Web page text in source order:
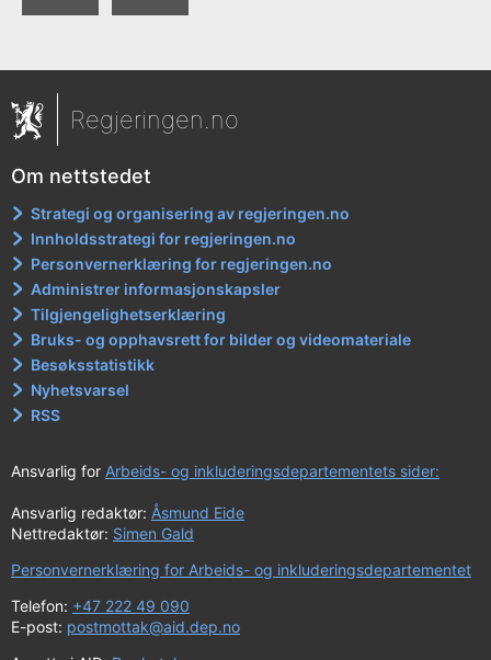
Regjeringen.no
Om nettstedet
Strategi og organisering av regjeringen.no
Innholdsstrategi for regjeringen.no
Personvernerklæring for regjeringen.no
Administrer informasjonskapsler
Tilgjengelighetserklæring
Bruks- og opphavsrett for bilder og videomateriale
Besøksstatistikk
Nyhetsvarsel
RSS
Ansvarlig for Arbeids- og inkluderingsdepartementets sider:
Ansvarlig redaktør: Åsmund Eide
Nettredaktør: Simen Gald
Personvernerklæring for Arbeids- og inkluderingsdepartementet
Telefon: +47 222 49 090
E-post: postmottak@aid.dep.no